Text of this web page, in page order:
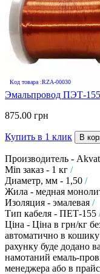
Код товара :RZA-00030
Эмальпровод ПЭТ-
875.00 грн
Купить в 1 клик В
Производитель -
Min заказ - 1 кг /
Диаметр, мм - 1,50 /
Жила - медная
Изоляция - эмалевая /
Тип кабеля - ПЕТ-155
Ціна - Ціна в грн/кг
автоматично в
рахунку буде додано
намотаний емаль-
менеджера або в